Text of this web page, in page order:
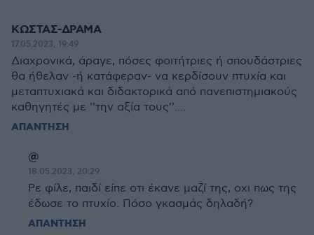
ΚΩΣΤΑΣ-ΔΡΑΜΑ
17.05.2023, 19:49
Διαχρονικά, άραγε, πόσες φοιτήτριες ή σπουδάστριες
θα ήθελαν -ή κατάφεραν- να κερδίσουν πτυχία και
μεταπτυχιακά και διδακτορικά από πανεπιστημιακούς
καθηγητές με ''την αξία τους''....
ΑΠΑΝΤΗΣΗ
@
18.05.2023, 20:29
Ρε φίλε, παιδί είπε οτι έκανε μαζί της, οχι πως της
έδωσε το πτυχίο. Πόσο γκασμάς δηλαδή?
ΑΠΑΝΤΗΣΗ